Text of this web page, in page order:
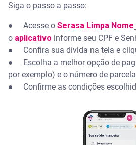
Siga o passo a passo:
● Acesse o Serasa Limpa Nome
o aplicativo informe seu CPF e
● Confira sua dívida na tela e
● Escolha a melhor opção de
por exemplo) e o número de
● Confirme as condições